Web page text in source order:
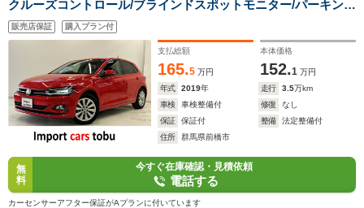
クルーズコントロール/ブラインドスポットモニター/パーキング
アシスト/デジタルメーター/パドルシフト/前後障害物センサー/
ワイヤレス充電/スマートキー/キーレス
販売店保証 購入プラン付
支払総額
165.5 万円
本体価格
152.1 万円
年式
2019年 走行 3.5万km
車検
車検整備付 修復
なし
保証
保証付 整備
法定整備付
住所
群馬県前橋市
無
料
今すぐ在庫確認・見積依頼
電話する
カーセンサーアフター保証がAプランに付いています